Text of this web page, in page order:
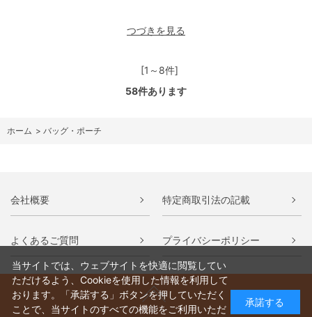
つづきを見る
[1～8件]
58件あります
ホーム > バッグ・ポーチ
会社概要 特定商取引法の記載
よくあるご質問 プライバシーポリシー
当サイトでは、ウェブサイトを快適に閲覧してい
ただけるよう、Cookieを使用した情報を利用して
おります。「承諾する」ボタンを押していただく
ことで、当サイトのすべての機能をご利用いただ
承諾する